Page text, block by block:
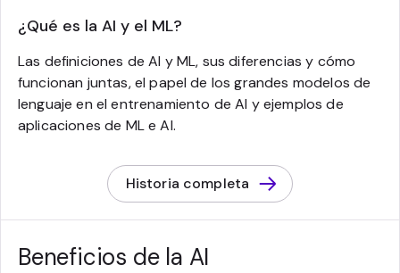
¿Qué es la AI y el ML?
Las definiciones de AI y ML, sus diferencias y cómo
funcionan juntas, el papel de los grandes modelos de
lenguaje en el entrenamiento de AI y ejemplos de
aplicaciones de ML e AI.
Historia completa
Beneficios de la AI